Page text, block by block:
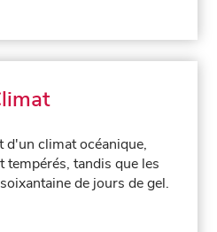
climat océanique,
tempérés, tandis que les
de jours de gel.